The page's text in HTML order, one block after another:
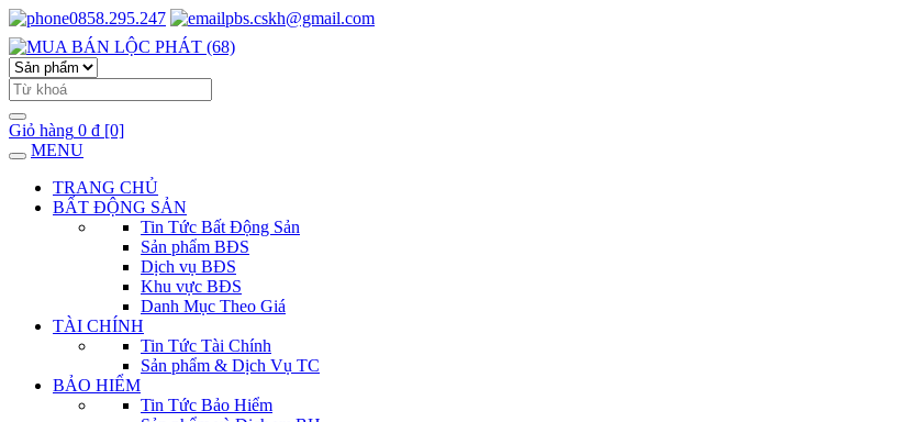
0858.295.247 pbs.cskh@gmail.com
Giỏ hàng 0 đ [0]
MENU
TRANG CHỦ
BẤT ĐỘNG SẢN
Tin Tức Bất Động Sản
Sản phẩm BĐS
Dịch vụ BĐS
Khu vực BĐS
Danh Mục Theo Giá
TÀI CHÍNH
Tin Tức Tài Chính
Sản phẩm & Dịch Vụ TC
BẢO HIỂM
Tin Tức Bảo Hiểm